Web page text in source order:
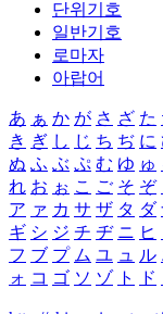
단위기호
일반기호
로마자
아랍어
あ ぁ か が さ ざ た
き ぎ し じ ち ぢ に
ぬ ふ ぶ ぷ む ゆ ゅ
れ お ぉ こ ご そ ぞ
ア ァ カ サ ザ タ ダ
ギ シ ジ チ ヂ ニ ヒ
フ ブ プ ム ユ ュ ル
ォ コ ゴ ソ ゾ ト ド